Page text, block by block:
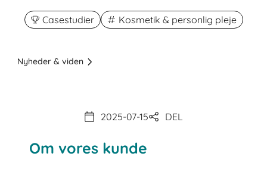
Casestudier Kosmetik & personlig pleje
Nyheder & viden
2025-07-15 DEL
Om vores kunde